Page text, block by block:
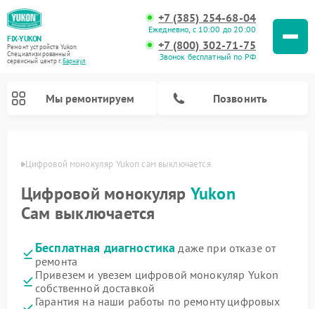
FIX-YUKON
Ремонт устройств Yukon
Специализированный
cервисный центр г.Барнаул
+7 (385) 254-68-04
Ежедневно, с 10:00 до 20:00
+7 (800) 302-71-75
Звонок бесплатный по РФ
Мы ремонтируем Позвонить
Цифровой монокуляр Yukon сам выключается
Цифровой монокуляр Yukon
Сам выключается
Бесплатная диагностика даже при отказе от
ремонта
Привезем и увезем цифровой монокуляр Yukon
собственной доставкой
Гарантия на наши работы по ремонту цифровых